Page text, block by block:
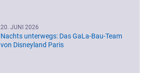
20. JUNI 2026
Nachts unterwegs: Das GaLa-Bau-Team
von Disneyland Paris